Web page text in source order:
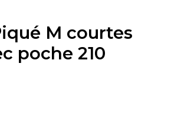
M courtes
poche 210